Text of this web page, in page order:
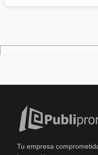
Tu empresa